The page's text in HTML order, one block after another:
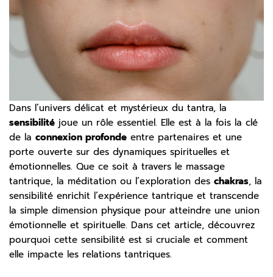
Dans l’univers délicat et mystérieux du tantra, la
sensibilité joue un rôle essentiel. Elle est à la fois la clé
de la connexion profonde entre partenaires et une
porte ouverte sur des dynamiques spirituelles et
émotionnelles. Que ce soit à travers le massage
tantrique, la méditation ou l’exploration des chakras, la
sensibilité enrichit l’expérience tantrique et transcende
la simple dimension physique pour atteindre une union
émotionnelle et spirituelle. Dans cet article, découvrez
pourquoi cette sensibilité est si cruciale et comment
elle impacte les relations tantriques.